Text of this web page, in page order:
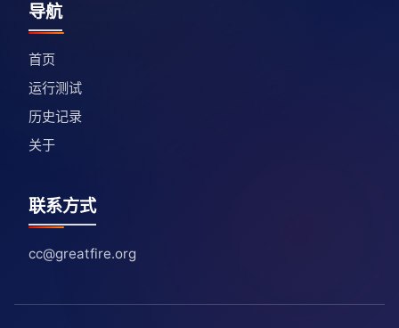
导航
首页
运行测试
历史记录
关于
联系方式
cc@greatfire.org